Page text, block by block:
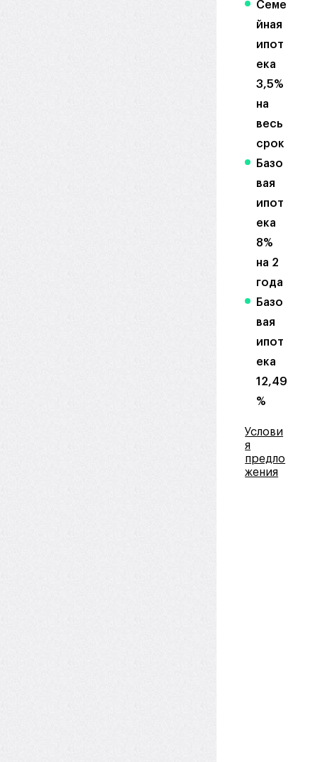
Семе
йная
ипот
ека
3,5%
на
весь
срок
Базо
вая
ипот
ека
8%
на 2
года
Базо
вая
ипот
ека
12,49
%
Услови
я
предло
жения